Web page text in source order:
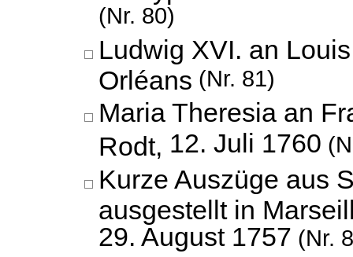
(Nr. 80)
Ludwig XVI. an
Orléans (Nr. 81)
Maria Theresia an
Rodt, 12. Juli 1760
Kurze Auszüge aus
ausgestellt in
29. August 1757 (Nr.